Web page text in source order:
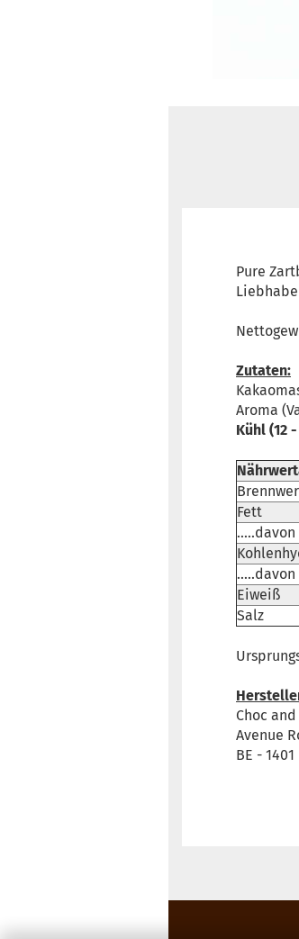
Pure
Zutaten:
Aroma
Kühl (12
Fett
Eiweiß
Salz
Choc and
Avenue
BE -